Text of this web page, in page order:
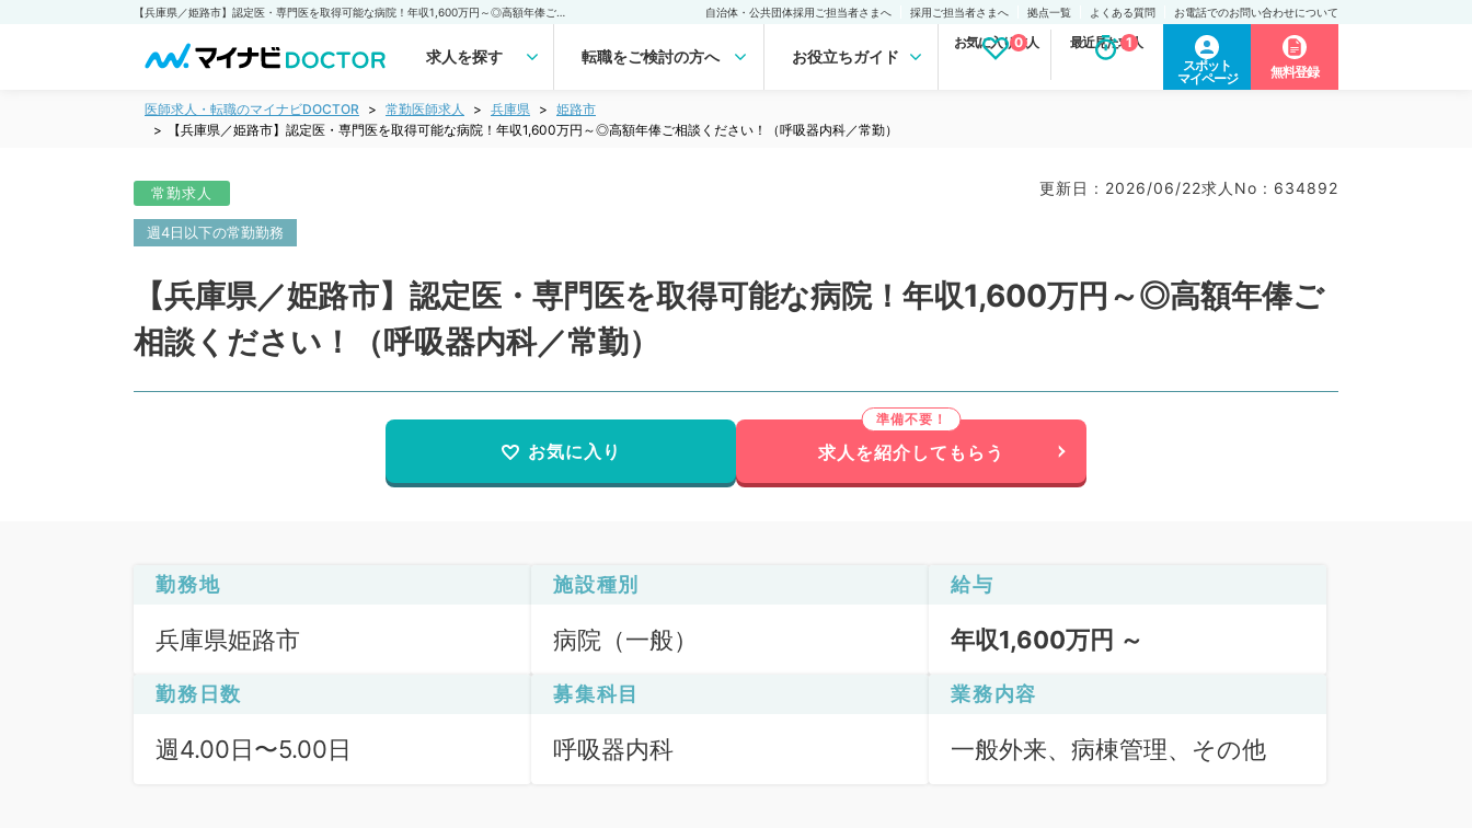
自治体・公共団体採用ご担当者さまへ 採用ご担当者さまへ 拠点一覧 よくある質問 お電話でのお問い合わせについて
求人を探す 転職をご検討の方へ お役立ちガイド
お気に入り求人
0 最近見た求人
1
スポット
マイページ
無料登録
医師求人・転職のマイナビDOCTOR 常勤医師求人 兵庫県
姫路市
【兵庫県／姫路市】認定医・専門医を取得可能な病院！年収1,600万円～◎高額年俸ご相談ください！（呼吸器内科／常勤）
常勤求人 更新日 : 2026/06/22求人No : 634892
週4日以下の常勤勤務
【兵庫県／姫路市】認定医・専門医を取得可能な病院！年収1,600万円～◎高額年俸ご
相談ください！（呼吸器内科／常勤）
お気に入り 求人を紹介してもらう
勤務地
兵庫県姫路市
施設種別
病院（一般）
給与
年収1,600万円 ～
勤務日数
週4.00日〜5.00日
募集科目
呼吸器内科
業務内容
一般外来、病棟管理、その他